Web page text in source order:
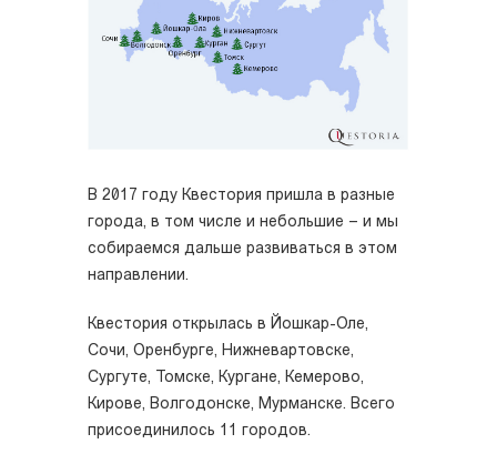
В 2017 году Квестория пришла в разные
города, в том числе и небольшие – и мы
собираемся дальше развиваться в этом
направлении.
Квестория открылась в Йошкар-Оле,
Сочи, Оренбурге, Нижневартовске,
Сургуте, Томске, Кургане, Кемерово,
Кирове, Волгодонске, Мурманске. Всего
присоединилось 11 городов.